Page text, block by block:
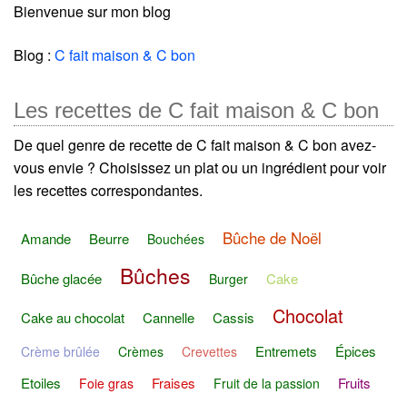
Bienvenue sur mon blog
Blog : C fait maison & C bon
Les recettes de C fait maison & C bon
De quel genre de recette de C fait maison & C bon avez-
vous envie ? Choisissez un plat ou un ingrédient pour voir
les recettes correspondantes.
Amande Beurre Bouchées Bûche de Noël
Bûche glacée Bûches Burger Cake
Cake au chocolat Cannelle Cassis Chocolat
Crème brûlée Crèmes Crevettes Entremets
Épices
Etoiles
Foie gras Fraises Fruit de la passion
Fruits